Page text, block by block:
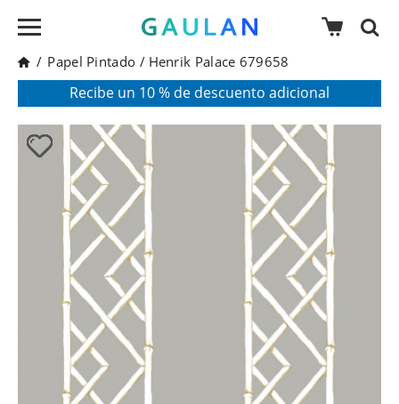
/ Papel Pintado / Henrik Palace 679658
Pon en tu cesta el código:AGOSTO2026
Recibe un 10 % de descuento adicional
* Válido para pedidos superiores a 120€